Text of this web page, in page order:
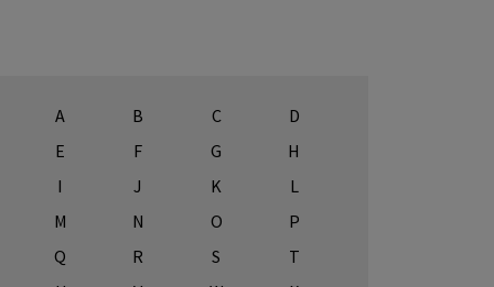
A B C
D
E
F G
H
I
J K
L
M
N O
P
Q
R S
T